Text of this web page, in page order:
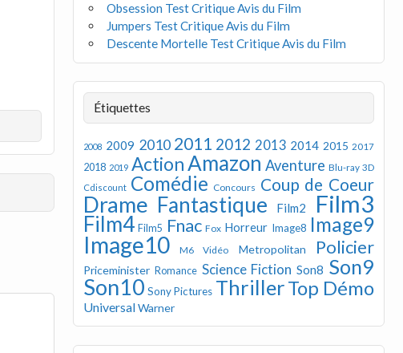
Obsession Test Critique Avis du Film
Jumpers Test Critique Avis du Film
Descente Mortelle Test Critique Avis du Film
Étiquettes
2008 2009 2010 2011 2012 2013 2014 2015 2017
2018 2019 ActionAmazon Aventure Blu-ray 3D
Cdiscount Comédie Concours Coup de Coeur
Drame Fantastique Film2 Film3
Film4 Film5 Fnac Fox Horreur Image8 Image9
Image10 M6 Vidéo Metropolitan Policier
Priceminister Romance Science Fiction Son8 Son9
Son10 Sony Pictures ThrillerTop Démo
UniversalWarner